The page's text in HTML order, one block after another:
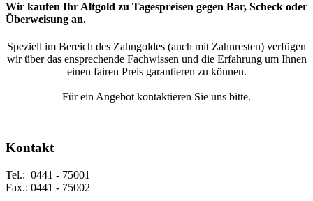
Wir kaufen Ihr Altgold zu Tagespreisen gegen Bar, Scheck oder
Überweisung an.
Speziell im Bereich des Zahngoldes (auch mit Zahnresten) verfügen
wir über das ensprechende Fachwissen und die Erfahrung um Ihnen
einen fairen Preis garantieren zu können.
Für ein Angebot kontaktieren Sie uns bitte.
Kontakt
Tel.: 0441 - 75001
Fax.: 0441 - 75002